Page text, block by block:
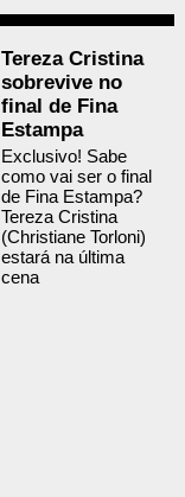
Tereza Cristina
sobrevive no
final de Fina
Estampa
Exclusivo! Sabe
como vai ser o final
de Fina Estampa?
Tereza Cristina
(Christiane Torloni)
estará na última
cena